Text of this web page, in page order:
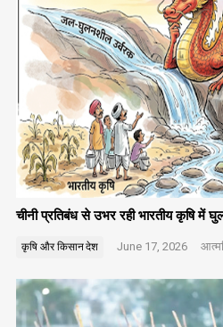
चीनी प्रतिबंध से उभर रही भारतीय कृषि में
कृषि और किसानदेश June 17, 2026